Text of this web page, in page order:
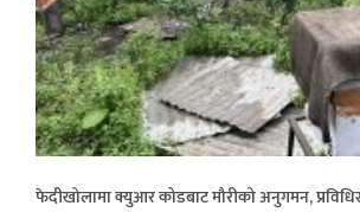
फेदीखोलामा क्युआर कोडबाट मौरीको अनुगमन,